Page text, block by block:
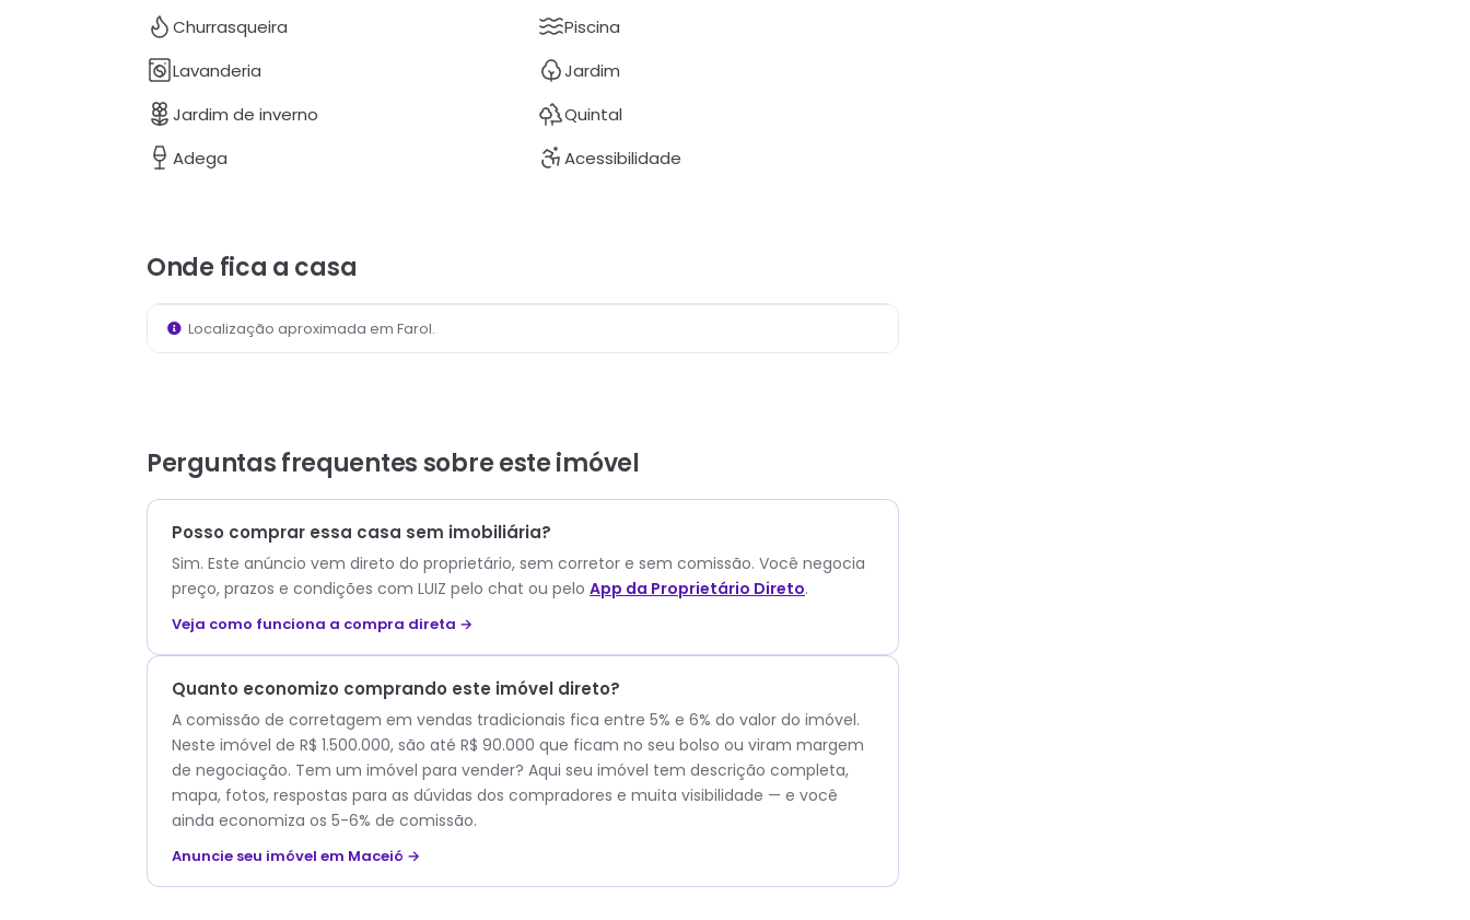
Churrasqueira
Piscina
Lavanderia
Jardim
Jardim de inverno
Quintal
Adega
Acessibilidade
Onde fica a casa
Localização aproximada em Farol.
Perguntas frequentes sobre esteimóvel
Posso comprar essa casa sem imobiliária?
Sim. Este anúncio vem direto do proprietário, sem corretor e sem comissão. Você negocia
preço, prazos e condições com LUIZ pelo chat ou pelo App da Proprietário Direto.
Veja como funciona a compra direta →
Quanto economizo comprando este imóvel direto?
A comissão de corretagem em vendas tradicionais fica entre 5% e 6% do valor do imóvel.
Neste imóvel de R$ 1.500.000, são até R$ 90.000 que ficam no seu bolso ou viram margem
de negociação. Tem um imóvel para vender? Aqui seu imóvel tem descrição completa,
mapa, fotos, respostas para as dúvidas dos compradores e muita visibilidade — e você
ainda economiza os 5-6% de comissão.
Anuncie seu imóvel em Maceió →